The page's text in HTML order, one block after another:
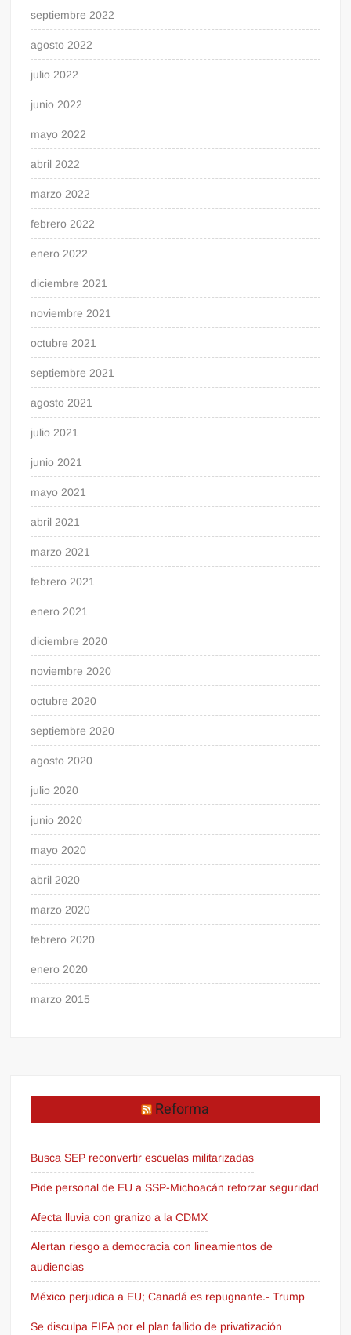
septiembre 2022
agosto 2022
julio 2022
junio 2022
mayo 2022
abril 2022
marzo 2022
febrero 2022
enero 2022
diciembre 2021
noviembre 2021
octubre 2021
septiembre 2021
agosto 2021
julio 2021
junio 2021
mayo 2021
abril 2021
marzo 2021
febrero 2021
enero 2021
diciembre 2020
noviembre 2020
octubre 2020
septiembre 2020
agosto 2020
julio 2020
junio 2020
mayo 2020
abril 2020
marzo 2020
febrero 2020
enero 2020
marzo 2015
Reforma
Busca SEP reconvertir escuelas militarizadas
Pide personal de EU a SSP-Michoacán reforzar seguridad
Afecta lluvia con granizo a la CDMX
Alertan riesgo a democracia con lineamientos de
audiencias
México perjudica a EU; Canadá es repugnante.- Trump
Se disculpa FIFA por el plan fallido de privatización